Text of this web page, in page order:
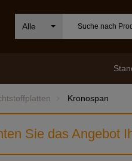
Alle
Kronospan
Sie das Angebot